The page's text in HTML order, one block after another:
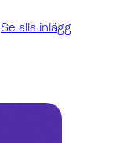
Se alla inlägg